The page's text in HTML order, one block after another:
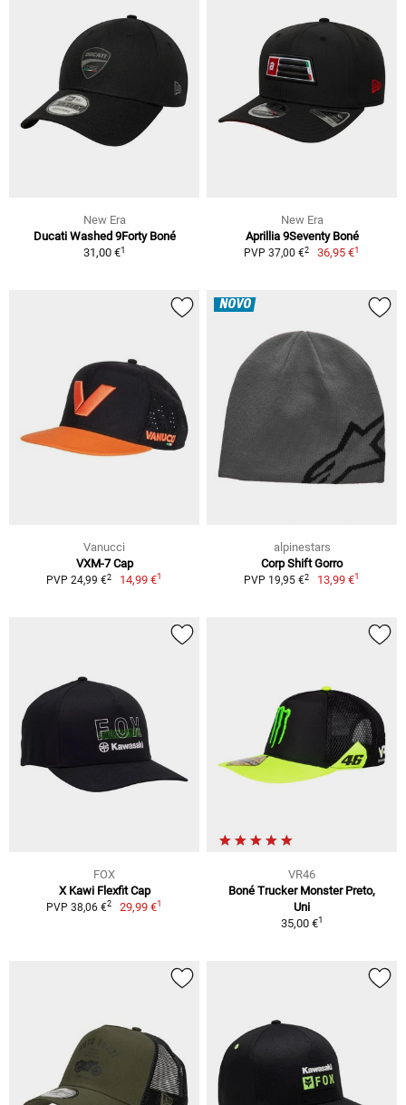
New Era
Ducati Washed 9Forty Boné
31,00 €1
New Era
Aprillia 9Seventy Boné
PVP 37,00 €2 36,95 €1
Vanucci
VXM-7 Cap
PVP 24,99 €2 14,99 €1
NOVO
alpinestars
Corp Shift Gorro
PVP 19,95 €2 13,99 €1
FOX
X Kawi Flexfit Cap
PVP 38,06 €2 29,99 €1
VR46
Boné Trucker Monster Preto,
Uni
35,00 €1